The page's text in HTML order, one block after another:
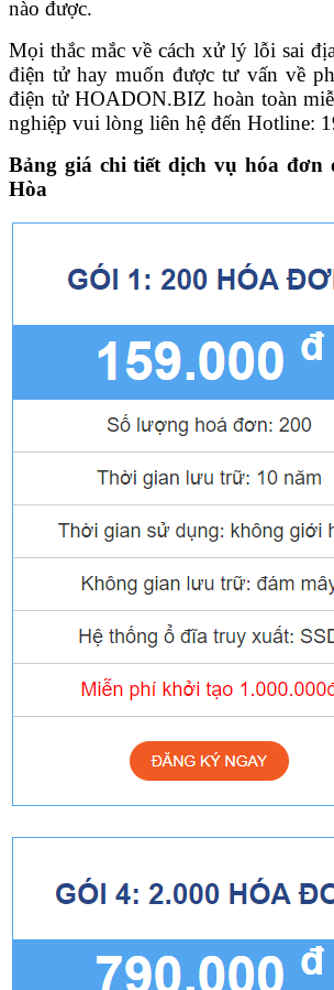
nào được.
Mọi thắc mắc về cách xử lý lỗi sai
điện tử hay muốn được tư vấn về
điện tử HOADON.BIZ hoàn toàn
nghiệp vui lòng liên hệ đến Hotline:
Bảng giá chi tiết dịch vụ hóa đơn
Hòa